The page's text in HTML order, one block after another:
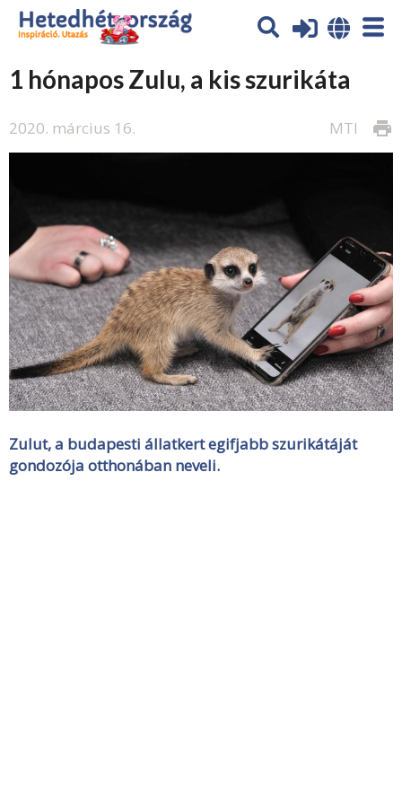
1 hónapos Zulu, a kis szurikáta
2020. március 16. print
MTI
Zulut, a budapesti állatkert egifjabb szurikátáját
gondozója otthonában neveli.